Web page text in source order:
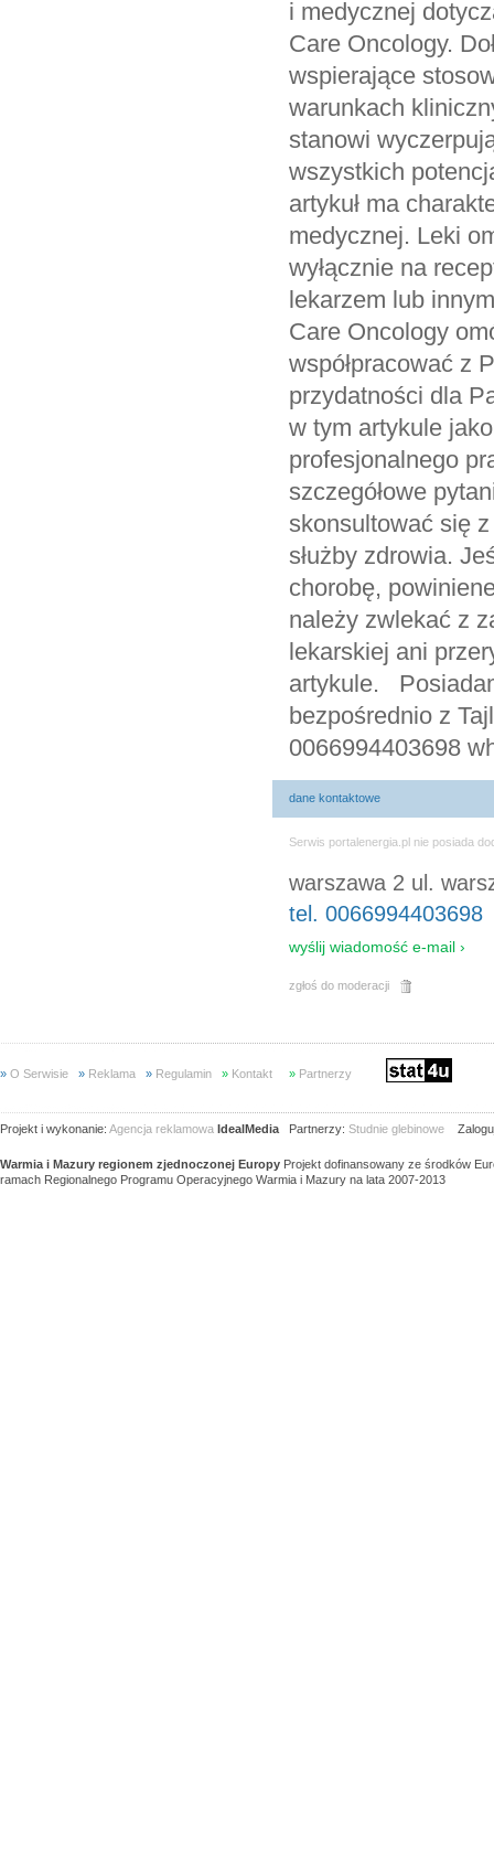
dane kontaktowe
Serwis portalenergia.pl nie posiada
warszawa 2 ul.
tel. 0066994403698
wyślij wiadomość e-mail ›
zgłoś do moderacji
» O Serwisie » Reklama » Regulamin » Kontakt » Partnerzy
Projekt i wykonanie: Agencja reklamowa IdealMedia Partnerzy: Studnie glebinowe
Warmia i Mazury regionem zjednoczonej Europy Projekt dofinansowany ze środków
ramach Regionalnego Programu Operacyjnego Warmia i Mazury na lata 2007-2013